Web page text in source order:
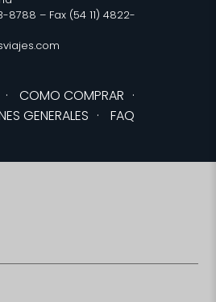
8788 – Fax (54 11) 4822-
· COMO COMPRAR ·
GENERALES · FAQ